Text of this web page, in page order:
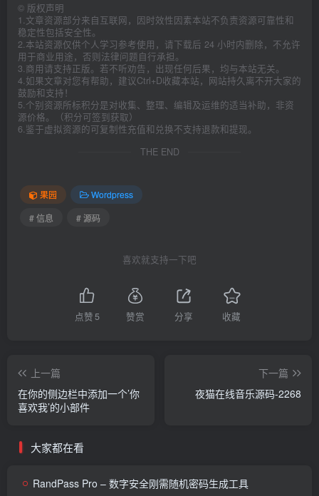
© 版权声明
1.文章资源部分来自互联网，因时效性因素本站不负责资源可靠性和
稳定性包括安全性。
2.本站资源仅供个人学习参考使用，请下载后 24 小时内删除，不允许
用于商业用途，否则法律问题自行承担。
3.商用请支持正版。若不听劝告，出现任何后果，均与本站无关。
4.如果文章对您有帮助，建议Ctrl+D收藏本站，网站持久离不开大家的
鼓励和支持！
5.个别资源所标积分是对收集、整理、编辑及运维的适当补助，非资
源价格。（积分可签到获取）
6.鉴于虚拟资源的可复制性充值和兑换不支持退款和提现。
THE END
果园
Wordpress
# 信息
# 源码
喜欢就支持一下吧
点赞 5 赞赏 分享 收藏
上一篇
在你的侧边栏中添加一个’你
喜欢我’的小部件
下一篇
夜猫在线音乐源码-2268
大家都在看
RandPass Pro – 数字安全刚需随机密码生成工具